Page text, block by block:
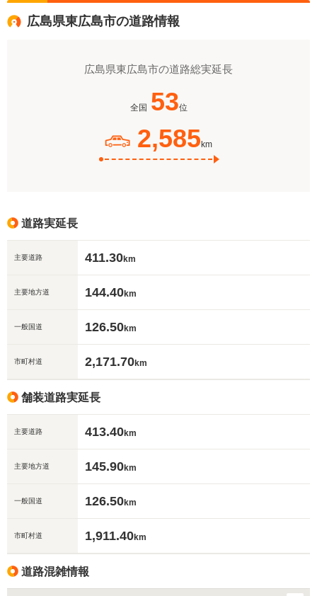
広島県東広島市の道路情報
広島県東広島市の道路総実延長
全国 53位
2,585 km
道路実延長
主要道路 411.30km
主要地方道 144.40km
一般国道 126.50km
市町村道 2,171.70km
舗装道路実延長
主要道路 413.40km
主要地方道 145.90km
一般国道 126.50km
市町村道 1,911.40km
道路混雑情報